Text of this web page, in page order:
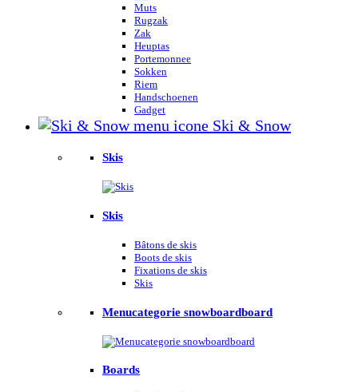
Muts
Rugzak
Zak
Heuptas
Portemonnee
Sokken
Riem
Handschoenen
Gadget
Ski & Snow
Skis
Skis
Bâtons de skis
Boots de skis
Fixations de skis
Skis
Menucategorie snowboardboard
Boards